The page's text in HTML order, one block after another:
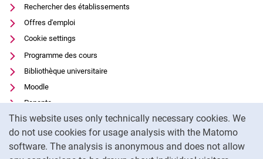
This website uses only technically necessary cookies. We
do not use cookies for usage analysis with the Matomo
software. The analysis is anonymous and does not allow
Rechercher des établissements
Offres d'emploi
Cookie settings
Programme des cours
Bibliothèque universitaire
Moodle
Panopto
Protection des données
Accessibilité
Utilisation transparente de l'IA